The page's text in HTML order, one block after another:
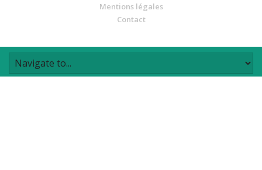
Mentions légales
Contact